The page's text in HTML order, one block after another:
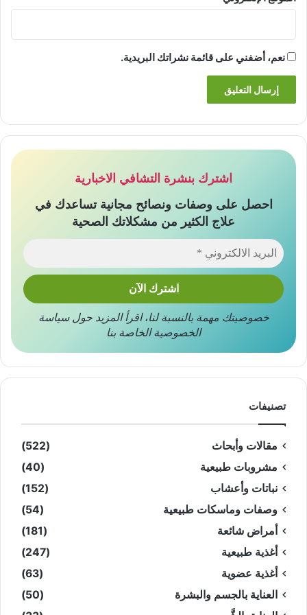
نعم، أضفني على قائمة نشراتك البريدية.
اشترك بنشرة التشافي الاخبارية
احصل على وصفات ونصائح مجانية تساعدك في
علاج الكثير من مشكلاتك الصحية
خصوصيتك مهمة بالنسبة لنا،اقرأ المزيد حولسياسة
الخصوصيةالخاصة بنا
تصنيفات
مقالات وأبحاث
(522)
مشروبات طبيعية
(40)
نباتات وأعشاب
(152)
وصفات وماسكات طبيعية
(54)
أمراض شائعة
(181)
أغذية طبيعية
(247)
أغذية عضوية
(63)
العناية بالجسم والبشرة
(50)